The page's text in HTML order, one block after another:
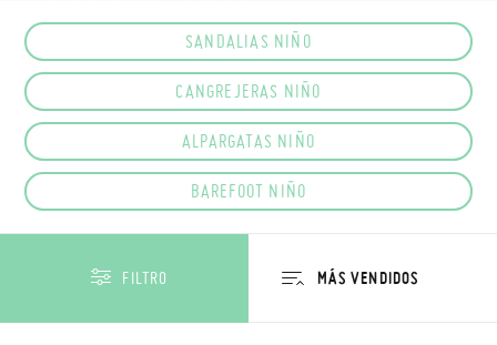
SANDALIAS NIÑO
CANGREJERAS NIÑO
ALPARGATAS NIÑO
BAREFOOT NIÑO
FILTRO